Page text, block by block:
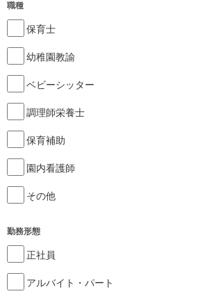
職種
保育士
幼稚園教諭
ベビーシッター
調理師栄養士
保育補助
園内看護師
その他
勤務形態
正社員
アルバイト・パート